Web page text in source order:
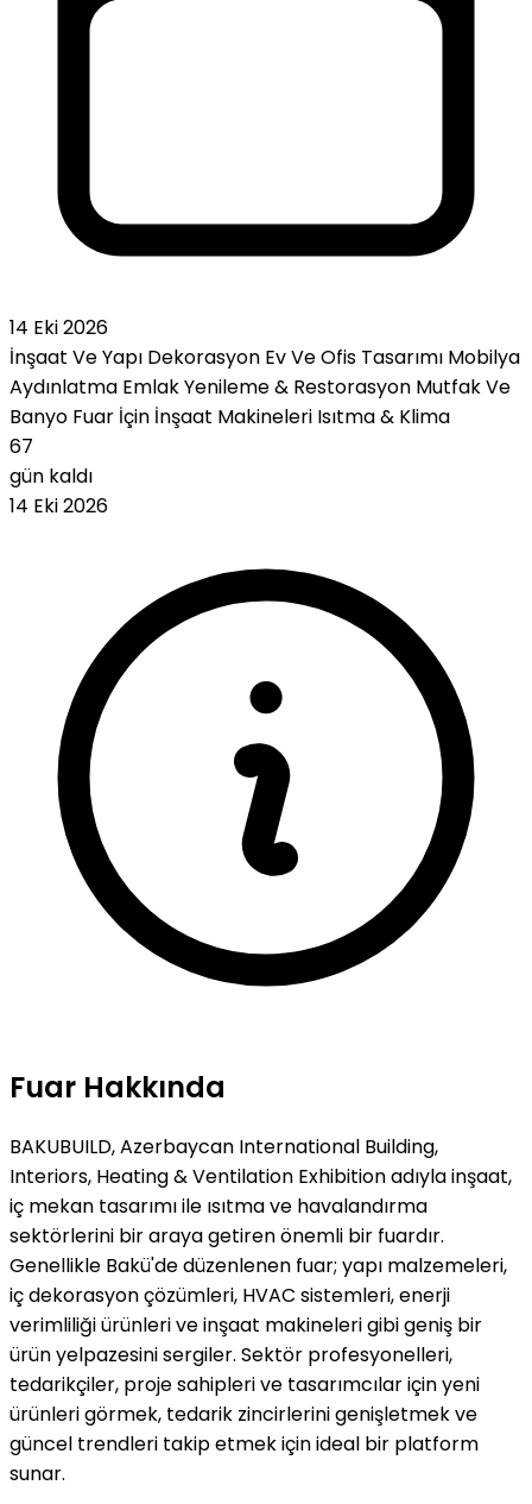
14 Eki 2026
İnşaat Ve Yapı Dekorasyon Ev Ve Ofis Tasarımı Mobilya
Aydınlatma EmlakYenileme & Restorasyon Mutfak Ve
Banyo Fuar İçin İnşaat Makineleri Isıtma & Klima
67
gün kaldı
14 Eki 2026
Fuar Hakkında
BAKUBUILD, Azerbaycan International Building,
Interiors, Heating & Ventilation Exhibition adıyla inşaat,
iç mekan tasarımı ile ısıtma ve havalandırma
sektörlerini bir araya getiren önemli bir fuardır.
Genellikle Bakü'de düzenlenen fuar; yapı malzemeleri,
iç dekorasyon çözümleri, HVAC sistemleri, enerji
verimliliği ürünleri ve inşaat makineleri gibi geniş bir
ürün yelpazesini sergiler. Sektör profesyonelleri,
tedarikçiler, proje sahipleri ve tasarımcılar için yeni
ürünleri görmek, tedarik zincirlerini genişletmek ve
güncel trendleri takip etmek için ideal bir platform
sunar.